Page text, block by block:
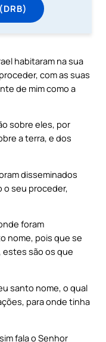
habitaram na sua
com as suas
de mim como a
sobre eles, por
a terra, e dos
disseminados
o seu proceder,
foram
nome, pois que se
estes são os que
santo nome, o qual
para onde tinha
fala o Senhor